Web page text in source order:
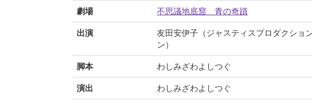
劇場 不思議地底窟 青の奇蹟
出演
友田安伊子（ジャスティスプロダクショ
ン）
脚本 わしみざわよしつぐ
演出 わしみざわよしつぐ